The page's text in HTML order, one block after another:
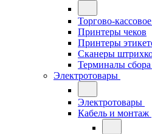
Торгово-
Принтеры чеков
Принтеры
Сканеры
Терминалы
Электротовары
Электротовары
Кабель и монтаж